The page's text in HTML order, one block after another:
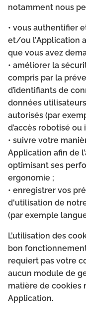
notamment nous
• vous authentifier
et/ou l’Application
que vous avez
• améliorer la
compris par la
d’identifiants de
données
autorisés (par
d’accès robotisé ou
• suivre votre
Application afin de
optimisant ses
ergonomie ;
• enregistrer vos
d'utilisation de
(par exemple
L’utilisation des
bon
requiert pas votre
aucun module de
matière de cookies
Application.